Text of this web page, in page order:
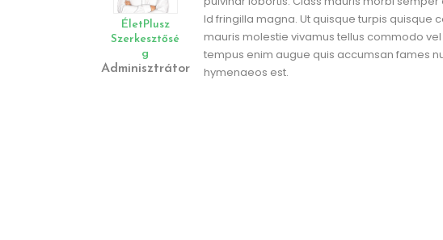
ÉletPlusz
Szerkesztősé
G
Adminisztrátor
Id fringilla magna. Ut quisque turpis quisque
mauris molestie vivamus tellus commodo
tempus enim augue quis accumsan fames
hymenaeos est.